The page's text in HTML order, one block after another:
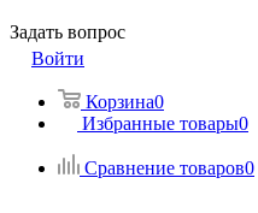
Задать вопрос
Войти
Корзина0
Избранные товары0
Сравнение товаров0